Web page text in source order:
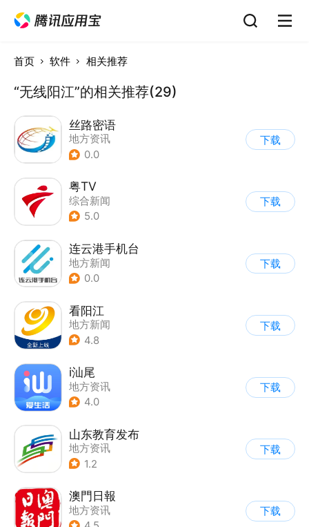
首页 软件 相关推荐
“无线阳江”的相关推荐(29)
丝路密语
地方资讯
0.0
下载
粤TV
综合新闻
5.0
下载
连云港手机台
地方新闻
0.0
下载
看阳江
地方新闻
4.8
下载
i汕尾
地方资讯
4.0
下载
山东教育发布
地方资讯
1.2
下载
澳門日報
地方资讯
下载